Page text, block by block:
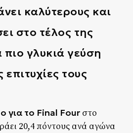
καλύτερους και
στο τέλος της
πιο γλυκιά γεύση
επιτυχίες τους
για το Final Four στο
20,4 πόντους ανά αγώνα